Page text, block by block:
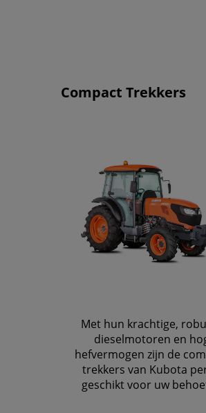
Compact Trekkers
Met hun krachtige,
dieselmotoren en
hefvermogen zijn de
trekkers van Kubota
geschikt voor uw